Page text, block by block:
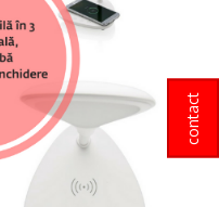
contact